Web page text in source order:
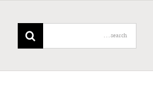
Search
for: